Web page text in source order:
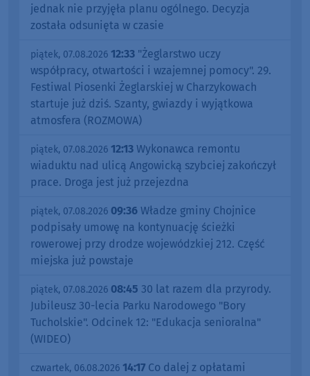
jednak nie przyjęła planu ogólnego. Decyzja
została odsunięta w czasie
piątek, 07.08.2026 12:33 "Żeglarstwo uczy
współpracy, otwartości i wzajemnej pomocy". 29.
Festiwal Piosenki Żeglarskiej w Charzykowach
startuje już dziś. Szanty, gwiazdy i wyjątkowa
atmosfera (ROZMOWA)
piątek, 07.08.2026 12:13 Wykonawca remontu
wiaduktu nad ulicą Angowicką szybciej zakończył
prace. Droga jest już przejezdna
piątek, 07.08.2026 09:36 Władze gminy Chojnice
podpisały umowę na kontynuację ścieżki
rowerowej przy drodze wojewódzkiej 212. Część
miejska już powstaje
piątek, 07.08.2026 08:45 30 lat razem dla przyrody.
Jubileusz 30-lecia Parku Narodowego "Bory
Tucholskie". Odcinek 12: "Edukacja senioralna"
(WIDEO)
czwartek, 06.08.2026 14:17 Co dalej z opłatami